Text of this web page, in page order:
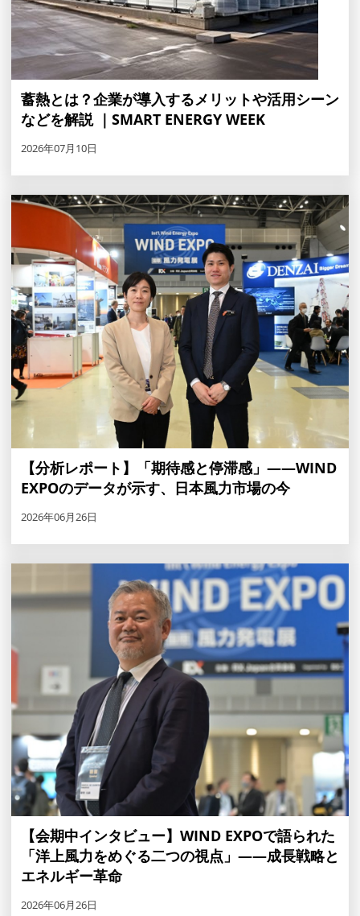
蓄熱とは？企業が導入するメリットや活用シーン
などを解説 ｜SMART ENERGY WEEK
2026年07月10日
【分析レポート】「期待感と停滞感」——WIND
EXPOのデータが示す、日本風力市場の今
2026年06月26日
【会期中インタビュー】WIND EXPOで語られた
「洋上風力をめぐる二つの視点」――成長戦略と
エネルギー革命
2026年06月26日